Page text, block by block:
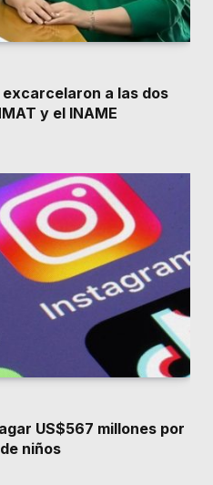
a las dos
y el INAME
US$567 millones por
niños